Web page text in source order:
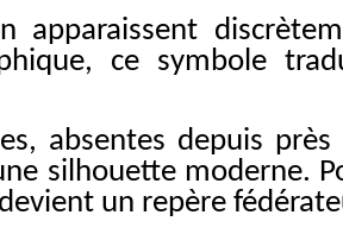
ce symbole
absentes depuis
silhouette moderne.
un repère